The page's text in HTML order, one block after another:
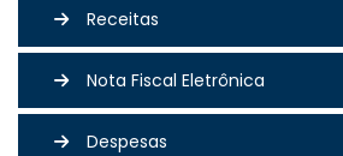
Receitas
Nota Fiscal Eletrônica
Despesas